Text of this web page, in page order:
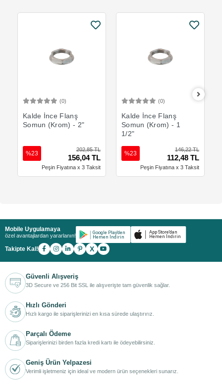
(0)
Kalde İnce Flanş
Somun (Krom) - 2"
202,85 TL
156,04 TL
%23
Peşin Fiyatına x 3 Taksit
(0)
Kalde İnce Flanş
Somun (Krom) - 1
1/2"
146,22 TL
112,48 TL
%23
Peşin Fiyatına x 3 Taksit
Mobile Uygulamaya
özel avantajlardan yararlanın!
Takipte Kal! X
Güvenli Alışveriş
3D Secure ve 256 Bit SSL ile alışverişte tam güvenlik sağlar.
Hızlı Gönderi
Hızlı kargo ile siparişlerinizi en kısa sürede ulaştırırız.
Parçalı Ödeme
Siparişlerinizi birden fazla kredi kartı ile ödeyebilirsiniz.
Geniş Ürün Yelpazesi
Verimli işletmeniz için ideal ve modern ürün seçenekleri sunarız.